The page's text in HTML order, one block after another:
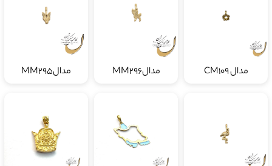
مدال CM109 مدالMM296 مدالMM295